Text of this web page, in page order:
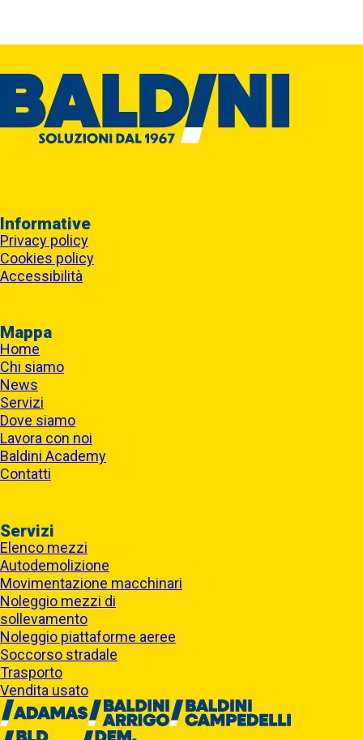
Informative
Privacy policy
Cookies policy
Accessibilità
Mappa
Home
Chi siamo
News
Servizi
Dove siamo
Lavora con noi
Baldini Academy
Contatti
Servizi
Elenco mezzi
Autodemolizione
Movimentazione macchinari
Noleggio mezzi di
sollevamento
Noleggio piattaforme aeree
Soccorso stradale
Trasporto
Vendita usato